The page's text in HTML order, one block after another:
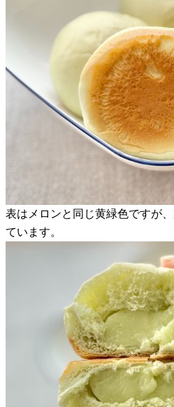
表はメロンと同じ黄緑色ですが
ています。